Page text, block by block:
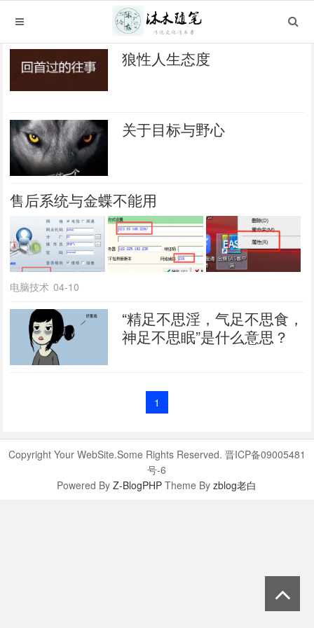
狼性人生态度
关于目标与野心
售后系统与金蝶不能用
电脑技术 04-10
“精足不思淫，气足不思食，
神足不思眠”是什么意思？
1
Copyright Your WebSite.Some Rights Reserved. 晋ICP备09005481
号-6
Powered ByZ-BlogPHP Theme Byzblog老白